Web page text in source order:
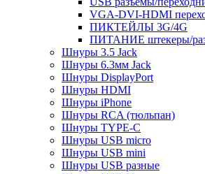
VGA-DVI-HDMI
ПИКТЕЙЛЫ 3G/4G
ПИТАНИЕ штекеры/
Шнуры 3.5 Jack
Шнуры 6.3мм Jack
Шнуры DisplayPort
Шнуры HDMI
Шнуры iPhone
Шнуры RCA (тюльпан)
Шнуры TYPE-C
Шнуры USB micro
Шнуры USB mini
Шнуры USB разные